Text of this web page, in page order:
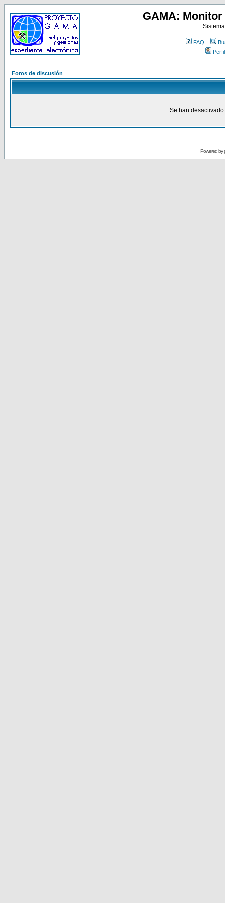
GAMA:
FAQ
Perfil
Foros de discusión
Se han
Powered by